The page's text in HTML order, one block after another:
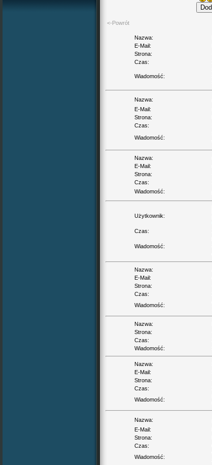
<-Powrót
Nazwa:
E-Mail:
Strona:
Czas:
Wiadomość:
Nazwa:
E-Mail:
Strona:
Czas:
Wiadomość:
Nazwa:
E-Mail:
Strona:
Czas:
Wiadomość:
Użytkownik:
Czas:
Wiadomość:
Nazwa:
E-Mail:
Strona:
Czas:
Wiadomość:
Nazwa:
Strona:
Czas:
Wiadomość:
Nazwa:
E-Mail:
Strona:
Czas:
Wiadomość:
Nazwa:
E-Mail:
Strona:
Czas:
Wiadomość: